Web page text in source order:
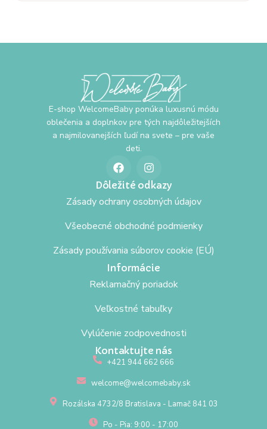
E-shop WelcomeBaby ponúka luxusnú módu
oblečenia a doplnkov pre tých najdôležitejších
a najmilovanejších ľudí na svete – pre vaše
deti.
Dôležité odkazy
Zásady ochrany osobných údajov
Všeobecné obchodné podmienky
Zásady používania súborov cookie (EÚ)
Informácie
Reklamačný poriadok
Veľkostné tabuľky
Vylúčenie zodpovednosti
Kontaktujte nás
+421 944 662 666
welcome@welcomebaby.sk
Rozálska 4732/8 Bratislava - Lamač 841 03
Po - Pia: 9:00 - 17:00